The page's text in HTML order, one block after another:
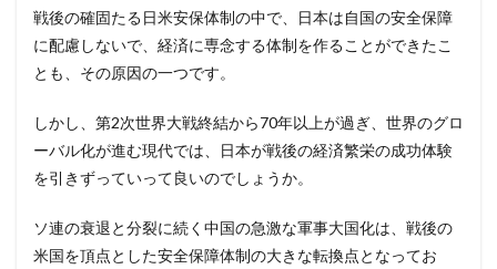
戦後の確固たる日米安保体制の中で、日本は自国の安全保障
に配慮しないで、経済に専念する体制を作ることができたこ
とも、その原因の一つです。
しかし、第2次世界大戦終結から70年以上が過ぎ、世界のグロ
ーバル化が進む現代では、日本が戦後の経済繁栄の成功体験
を引きずっていって良いのでしょうか。
ソ連の衰退と分裂に続く中国の急激な軍事大国化は、戦後の
米国を頂点とした安全保障体制の大きな転換点となってお